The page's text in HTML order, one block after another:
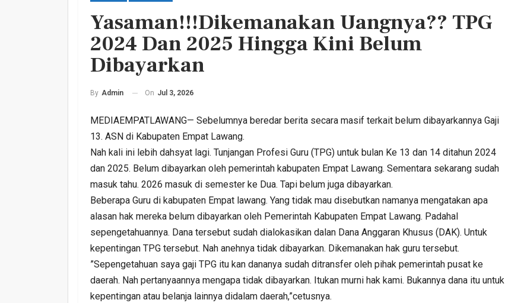
Yasaman!!!Dikemanakan Uangnya?? TPG
2024 Dan 2025 Hingga Kini Belum
Dibayarkan
By Admin On Jul 3, 2026
MEDIAEMPATLAWANG— Sebelumnya beredar berita secara masif terkait belum dibayarkannya Gaji
13. ASN di Kabupaten Empat Lawang.
Nah kali ini lebih dahsyat lagi. Tunjangan Profesi Guru (TPG) untuk bulan Ke 13 dan 14 ditahun 2024
dan 2025. Belum dibayarkan oleh pemerintah kabupaten Empat Lawang. Sementara sekarang sudah
masuk tahu. 2026 masuk di semester ke Dua. Tapi belum juga dibayarkan.
Beberapa Guru di kabupaten Empat lawang. Yang tidak mau disebutkan namanya mengatakan apa
alasan hak mereka belum dibayarkan oleh Pemerintah Kabupaten Empat Lawang. Padahal
sepengetahuannya. Dana tersebut sudah dialokasikan dalan Dana Anggaran Khusus (DAK). Untuk
kepentingan TPG tersebut. Nah anehnya tidak dibayarkan. Dikemanakan hak guru tersebut.
”Sepengetahuan saya gaji TPG itu kan dananya sudah ditransfer oleh pihak pemerintah pusat ke
daerah. Nah pertanyaannya mengapa tidak dibayarkan. Itukan murni hak kami. Bukannya dana itu untuk
kepentingan atau belanja lainnya didalam daerah,”cetusnya.